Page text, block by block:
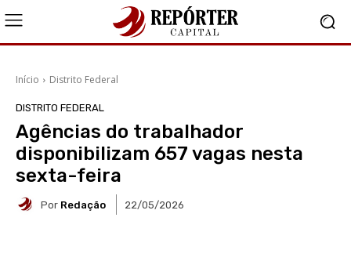
Início Distrito Federal
DISTRITO FEDERAL
Agências do trabalhador
disponibilizam 657 vagas nesta
sexta-feira
Por Redação 22/05/2026